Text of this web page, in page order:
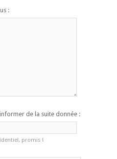
:
de la suite donnée :
promis !